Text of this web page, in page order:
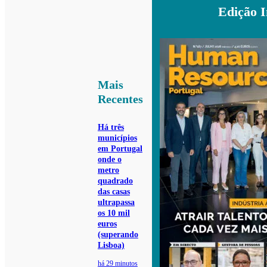
Mais
Recentes
Há três
municípios
em Portugal
onde o
metro
quadrado
das casas
ultrapassa
os 10 mil
euros
(superando
Lisboa)
há 29 minutos
Edição